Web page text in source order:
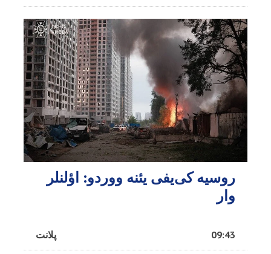
روسیه کی‌یفی یئنه ووردو: اؤلنلر
وار
پلانت 09:43